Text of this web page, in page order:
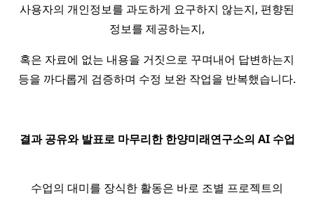
사용자의 개인정보를 과도하게 요구하지 않는지, 편향된
정보를 제공하는지,
혹은 자료에 없는 내용을 거짓으로 꾸며내어 답변하는지
등을 까다롭게 검증하며 수정 보완 작업을 반복했습니다.
결과 공유와 발표로 마무리한 한양미래연구소의 AI 수업
수업의 대미를 장식한 활동은 바로 조별 프로젝트의